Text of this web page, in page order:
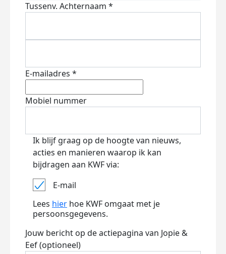
Tussenv. Achternaam *
E-mailadres *
Mobiel nummer
Ik blijf graag op de hoogte van nieuws,
acties en manieren waarop ik kan
bijdragen aan KWF via:
E-mail
Lees hier hoe KWF omgaat met je
persoonsgegevens.
Jouw bericht op de actiepagina van Jopie &
Eef (optioneel)